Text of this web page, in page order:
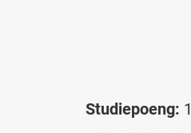
Studiepoeng: